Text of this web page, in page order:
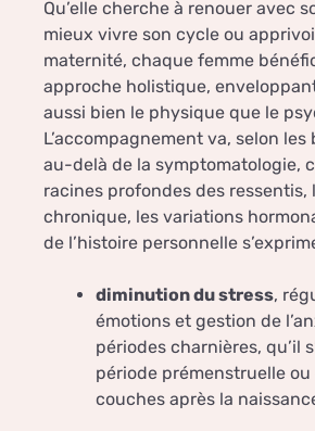
Qu’elle cherche à renouer avec
mieux vivre son cycle ou
maternité, chaque femme
approche holistique,
aussi bien le physique que le
L’accompagnement va, selon les
au-delà de la symptomatologie,
racines profondes des ressentis,
chronique, les variations
de l’histoire personnelle
diminution du stress,
émotions et gestion de
périodes charnières, qu’il
période prémenstruelle
couches après la